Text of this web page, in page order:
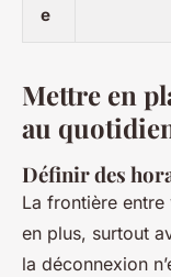
e
Mettre en
au
Définir des
La frontière entre
en plus, surtout
la déconnexion